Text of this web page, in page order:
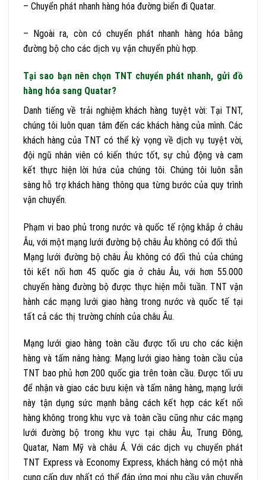
– Chuyển phát nhanh hàng hóa đường biển đi Quatar.
– Ngoài ra, còn có chuyển phát nhanh hàng hóa bằng
đường bộ cho các dịch vụ vận chuyển phù hợp.
Tại sao bạn nên chọn TNT chuyển phát nhanh, gửi đồ
hàng hóa sang Quatar?
Danh tiếng về trải nghiệm khách hàng tuyệt vời: Tại TNT,
chúng tôi luôn quan tâm đến các khách hàng của mình. Các
khách hàng của TNT có thể kỳ vọng về dịch vụ tuyệt vời,
đội ngũ nhân viên có kiến thức tốt, sự chủ động và cam
kết thực hiện lời hứa của chúng tôi. Chúng tôi luôn sẵn
sàng hỗ trợ khách hàng thông qua từng bước của quy trình
vận chuyển.
Phạm vi bao phủ trong nước và quốc tế rộng khắp ở châu
Âu, với một mạng lưới đường bộ châu Âu không có đối thủ
Mạng lưới đường bộ châu Âu không có đối thủ của chúng
tôi kết nối hơn 45 quốc gia ở châu Âu, với hơn 55.000
chuyến hàng đường bộ được thực hiện mỗi tuần. TNT vận
hành các mạng lưới giao hàng trong nước và quốc tế tại
tất cả các thị trường chính của châu Âu.
Mạng lưới giao hàng toàn cầu được tối ưu cho các kiện
hàng và tấm nâng hàng: Mạng lưới giao hàng toàn cầu của
TNT bao phủ hơn 200 quốc gia trên toàn cầu. Được tối ưu
để nhận và giao các bưu kiện và tấm nâng hàng, mạng lưới
này tận dụng sức mạnh bằng cách kết hợp các kết nối
hàng không trong khu vực và toàn cầu cũng như các mạng
lưới đường bộ trong khu vực tại châu Âu, Trung Đông,
Quatar, Nam Mỹ và châu Á. Với các dịch vụ chuyển phát
TNT Express và Economy Express, khách hàng có một nhà
cung cấp duy nhất có thể đáp ứng mọi nhu cầu vận chuyển